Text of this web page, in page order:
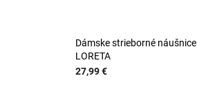
Dámske strieborné náušnice
LORETA
27,99 €